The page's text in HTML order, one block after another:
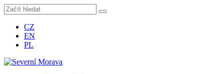
CZ
EN
PL